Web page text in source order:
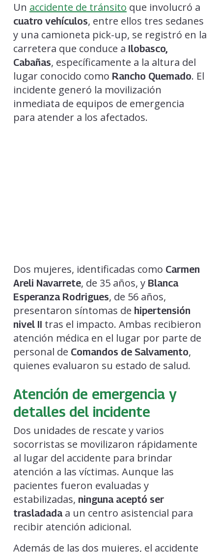
Un accidente de tránsito que involucró a
cuatro vehículos, entre ellos tres sedanes
y una camioneta pick-up, se registró en la
carretera que conduce a Ilobasco,
Cabañas, específicamente a la altura del
lugar conocido como Rancho Quemado. El
incidente generó la movilización
inmediata de equipos de emergencia
para atender a los afectados.
Dos mujeres, identificadas como Carmen
Areli Navarrete, de 35 años, y Blanca
Esperanza Rodrigues, de 56 años,
presentaron síntomas de hipertensión
nivel II tras el impacto. Ambas recibieron
atención médica en el lugar por parte de
personal de Comandos de Salvamento,
quienes evaluaron su estado de salud.
Atención de emergencia y
detalles del incidente
Dos unidades de rescate y varios
socorristas se movilizaron rápidamente
al lugar del accidente para brindar
atención a las víctimas. Aunque las
pacientes fueron evaluadas y
estabilizadas, ninguna aceptó ser
trasladadaa un centro asistencial para
recibir atención adicional.
Además de las dos mujeres, el accidente